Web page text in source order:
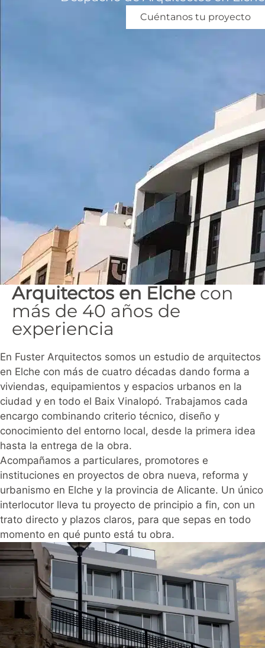
Cuéntanos tu proyecto
Arquitectos en Elche con
más de 40 años de
experiencia
En Fuster Arquitectos somos un estudio de arquitectos
en Elche con más de cuatro décadas dando forma a
viviendas, equipamientos y espacios urbanos en la
ciudad y en todo el Baix Vinalopó. Trabajamos cada
encargo combinando criterio técnico, diseño y
conocimiento del entorno local, desde la primera idea
hasta la entrega de la obra.
Acompañamos a particulares, promotores e
instituciones en proyectos de obra nueva, reforma y
urbanismo en Elche y la provincia de Alicante. Un único
interlocutor lleva tu proyecto de principio a fin, con un
trato directo y plazos claros, para que sepas en todo
momento en qué punto está tu obra.